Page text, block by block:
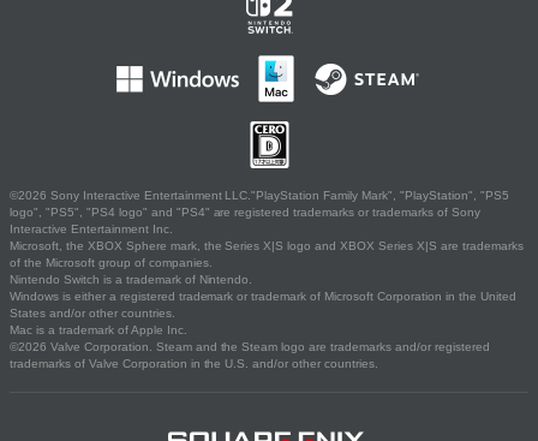
©2026 Sony Interactive Entertainment LLC."PlayStation Family Mark", "PlayStation", "PS5
logo", "PS5", "PS4 logo" and "PS4" are registered trademarks or trademarks of Sony
Interactive Entertainment Inc.
Microsoft, the XBOX Sphere mark, the Series X|S logo and XBOX Series X|S are trademarks
of the Microsoft group of companies.
Nintendo Switch is a trademark of Nintendo.
Windows is either a registered trademark or trademark of Microsoft Corporation in the United
States and/or other countries.
Mac is a trademark of Apple Inc.
©2026 Valve Corporation. Steam and the Steam logo are trademarks and/or registered
trademarks of Valve Corporation in the U.S. and/or other countries.